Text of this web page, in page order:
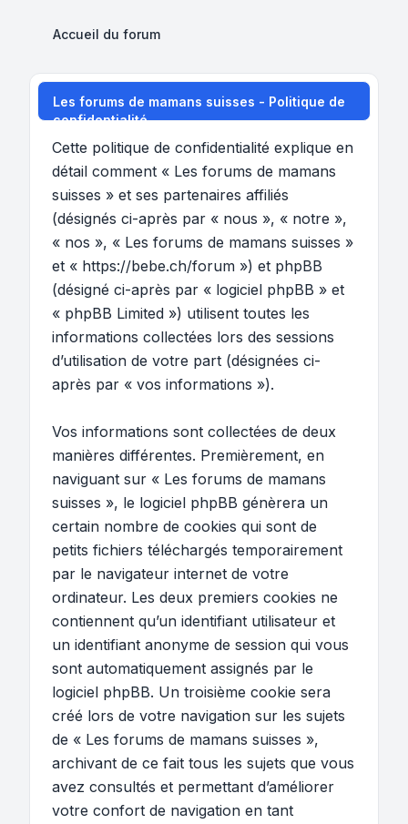
Accueil du forum
Les forums de mamans suisses - Politique de
confidentialité
Cette politique de confidentialité explique en
détail comment « Les forums de mamans
suisses » et ses partenaires affiliés
(désignés ci-après par « nous », « notre »,
« nos », « Les forums de mamans suisses »
et « https://bebe.ch/forum ») et phpBB
(désigné ci-après par « logiciel phpBB » et
« phpBB Limited ») utilisent toutes les
informations collectées lors des sessions
d’utilisation de votre part (désignées ci-
après par « vos informations »).
Vos informations sont collectées de deux
manières différentes. Premièrement, en
naviguant sur « Les forums de mamans
suisses », le logiciel phpBB génèrera un
certain nombre de cookies qui sont de
petits fichiers téléchargés temporairement
par le navigateur internet de votre
ordinateur. Les deux premiers cookies ne
contiennent qu’un identifiant utilisateur et
un identifiant anonyme de session qui vous
sont automatiquement assignés par le
logiciel phpBB. Un troisième cookie sera
créé lors de votre navigation sur les sujets
de « Les forums de mamans suisses »,
archivant de ce fait tous les sujets que vous
avez consultés et permettant d’améliorer
votre confort de navigation en tant